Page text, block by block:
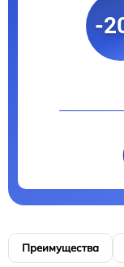
-
Преимущества